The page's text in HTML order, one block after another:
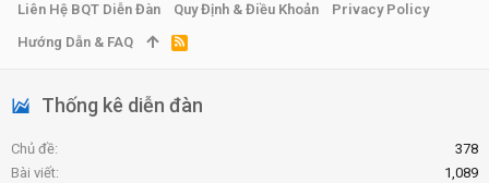
Thống kê diễn đàn
Chủ đề
378
Bài viết
1,089
Liên Hệ BQT Diễn Đàn
Quy Định & Điều Khoản
Privacy Policy
Hướng Dẫn & FAQ
R
S